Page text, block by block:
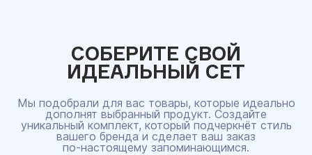
СОБЕРИТЕ СВОЙ
ИДЕАЛЬНЫЙ СЕТ
Мы подобрали для вас товары, которые идеально
дополнят выбранный продукт. Создайте
уникальный комплект, который подчеркнёт стиль
вашего бренда и сделает ваш заказ
по‑настоящему запоминающимся.